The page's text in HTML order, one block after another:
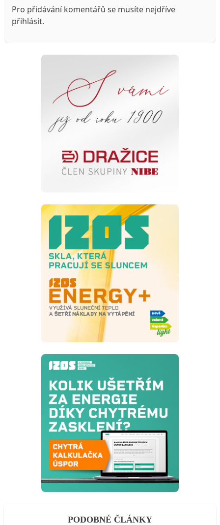
Pro přidávání komentářů se musíte nejdříve
přihlásit.
PODOBNÉ ČLÁNKY